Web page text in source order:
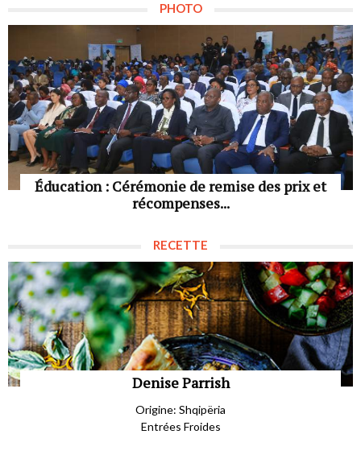
PHOTO
Éducation : Cérémonie de remise des prix et
récompenses...
RECETTE
Denise Parrish
Origine: Shqipëria
Entrées Froides